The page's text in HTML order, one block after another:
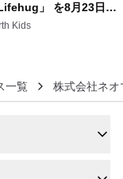
」 を8月23日
Kids
一覧 株式会社ネ